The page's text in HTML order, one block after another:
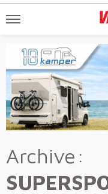
Archive